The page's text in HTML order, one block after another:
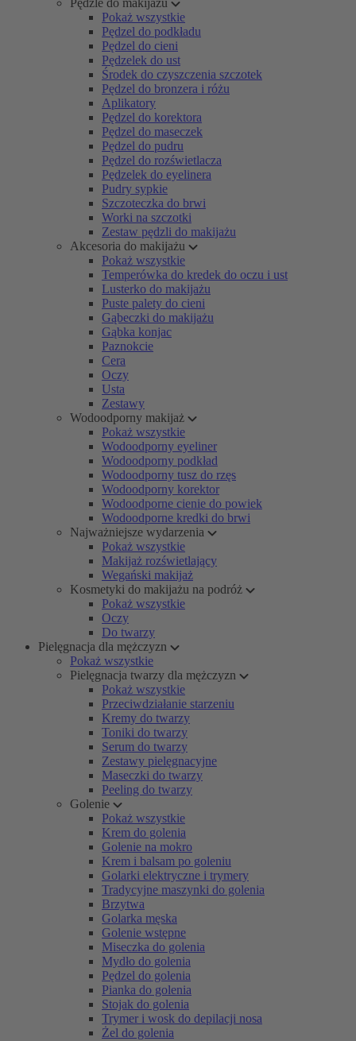
Pędzle do makijażu
Pokaż wszystkie
Pędzel do podkładu
Pędzel do cieni
Pędzelek do ust
Środek do czyszczenia szczotek
Pędzel do bronzera i różu
Aplikatory
Pędzel do korektora
Pędzel do maseczek
Pędzel do pudru
Pędzel do rozświetlacza
Pędzelek do eyelinera
Pudry sypkie
Szczoteczka do brwi
Worki na szczotki
Zestaw pędzli do makijażu
Akcesoria do makijażu
Pokaż wszystkie
Temperówka do kredek do oczu i ust
Lusterko do makijażu
Puste palety do cieni
Gąbeczki do makijażu
Gąbka konjac
Paznokcie
Cera
Oczy
Usta
Zestawy
Wodoodporny makijaż
Pokaż wszystkie
Wodoodporny eyeliner
Wodoodporny podkład
Wodoodporny tusz do rzęs
Wodoodporny korektor
Wodoodporne cienie do powiek
Wodoodporne kredki do brwi
Najważniejsze wydarzenia
Pokaż wszystkie
Makijaż rozświetlający
Wegański makijaż
Kosmetyki do makijażu na podróż
Pokaż wszystkie
Oczy
Do twarzy
Pielęgnacja dla mężczyzn
Pokaż wszystkie
Pielęgnacja twarzy dla mężczyzn
Pokaż wszystkie
Przeciwdziałanie starzeniu
Kremy do twarzy
Toniki do twarzy
Serum do twarzy
Zestawy pielęgnacyjne
Maseczki do twarzy
Peeling do twarzy
Golenie
Pokaż wszystkie
Krem do golenia
Golenie na mokro
Krem i balsam po goleniu
Golarki elektryczne i trymery
Tradycyjne maszynki do golenia
Brzytwa
Golarka męska
Golenie wstępne
Miseczka do golenia
Mydło do golenia
Pędzel do golenia
Pianka do golenia
Stojak do golenia
Trymer i wosk do depilacji nosa
Żel do golenia